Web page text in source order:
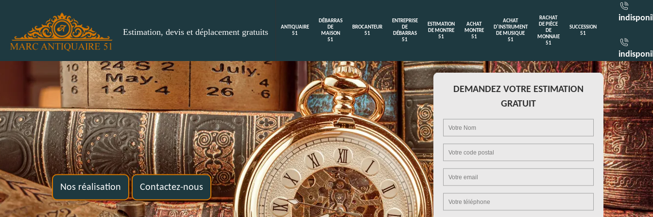
Estimation, devis et déplacement gratuits
ANTIQUAIRE
51
DÉBARRAS
DE
MAISON
51
BROCANTEUR
51
ENTREPRISE
DE
DÉBARRAS
51
ESTIMATION
DE MONTRE
51
ACHAT
MONTRE
51
ACHAT
D'INSTRUMENT
DE MUSIQUE
51
RACHAT
DE PIÈCE
DE
MONNAIE
51
SUCCESSION
51
Nos réalisation Contactez-nous
DEMANDEZ VOTRE ESTIMATION
GRATUIT